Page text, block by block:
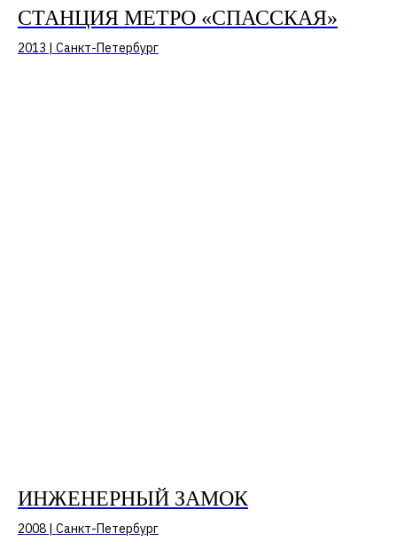
СТАНЦИЯ МЕТРО «СПАССКАЯ»
2013 | Санкт-Петербург
ИНЖЕНЕРНЫЙ ЗАМОК
2008 | Санкт-Петербург